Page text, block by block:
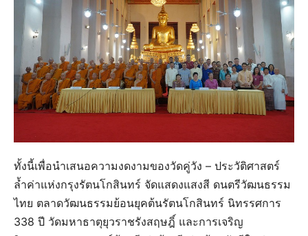
ทั้งนี้เพื่อนำเสนอความงดงามของวัดคู่วัง – ประวัติศาสตร์
ล้ำค่าแห่งกรุงรัตนโกสินทร์ จัดแสดงแสงสี ดนตรีวัฒนธรรม
ไทย ตลาดวัฒนธรรมย้อนยุคต้นรัตนโกสินทร์ นิทรรศการ
338 ปี วัดมหาธาตุยุวราชรังสฤษฎิ์ และการเจริญ